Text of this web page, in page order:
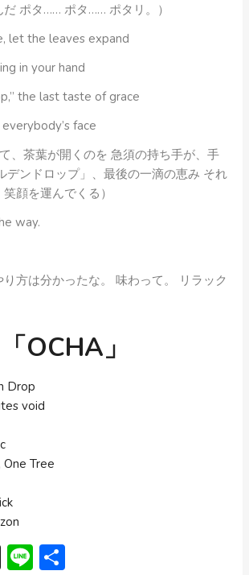
ポタ…… ポタ…… ポタリ。）
let the leaves expand
in your hand
the last taste of grace
face
、茶葉が開くのを 急須の持ち手が、手
デンドロップ」、最後の一滴の恵み それ
顔を運んでくる）
way.
り方は分かったな。 味わって。 リラック
OCHA」
Drop
void
Tree
X Line